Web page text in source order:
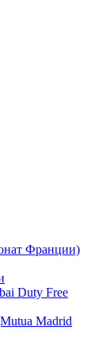
Франции)
Duty Free
Madrid